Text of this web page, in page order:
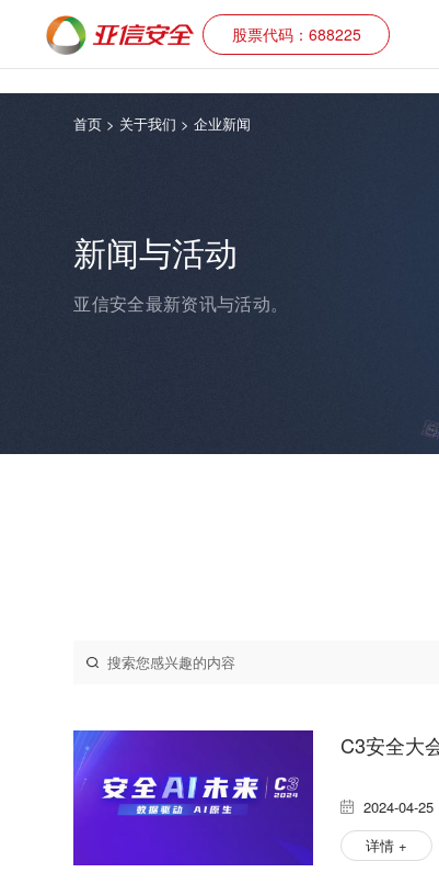
股票代码：688225
首页 > 关于我们 > 企业新闻
新闻与活动
亚信安全最新资讯与活动。
C3安全大
2024-04-25
详情 +